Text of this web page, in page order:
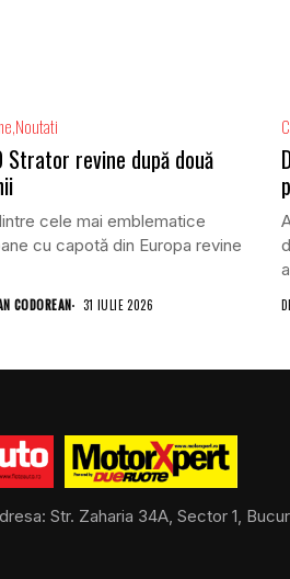
Noutati
Strator revine după două
cele mai emblematice
cu capotă din Europa revine
CODOREAN 31 IULIE 2026
Str. Zaharia 34A, Sector 1,